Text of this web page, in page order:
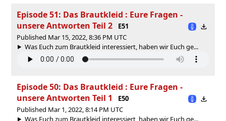
Episode 51: Das Brautkleid : Eure Fragen -
unsere Antworten Teil 2
E51
Published Mar 15, 2022, 8:36 PM UTC
Was Euch zum Brautkleid interessiert, haben wir Euch ge...
Episode 50: Das Brautkleid : Eure Fragen -
unsere Antworten Teil 1
E50
Published Mar 1, 2022, 8:14 PM UTC
Was Euch zum Brautkleid interessiert, haben wir Euch ge...